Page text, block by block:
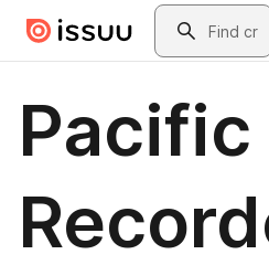
Skip to main contentSearch
Pacific